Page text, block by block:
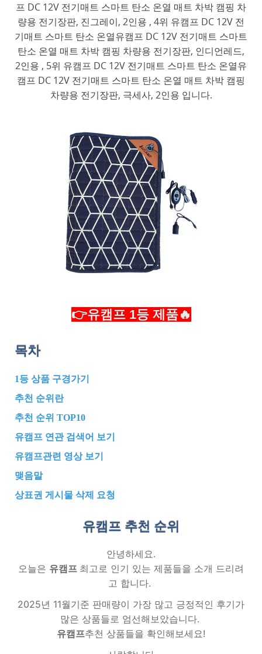
프 DC 12V 전기매트 스마트 탄소 온열 매트 차박 캠핑 차
량용 전기장판, 진그레이, 2인용 , 4위 유캠프 DC 12V 전
기매트 스마트 탄소 온열유캠프 DC 12V 전기매트 스마트
탄소 온열 매트 차박 캠핑 차량용 전기장판, 인디언레드,
2인용 , 5위 유캠프 DC 12V 전기매트 스마트 탄소 온열유
캠프 DC 12V 전기매트 스마트 탄소 온열 매트 차박 캠핑
차량용 전기장판, 극세사, 2인용 입니다.
👉유캠프 1등 제품🔥
목차
1등 상품 구경가기
추천 순위란
추천 순위 TOP10
유캠프 연관 검색어 보기
유캠프관련 영상 보기
맺음말
상표권 게시물 삭제 요청
유캠프 추천 순위
안녕하세요.
오늘은 유캠프 최고로 인기 있는 제품들을 소개 드리려
고 합니다.
2025년 11월기준 판매량이 가장 많고 긍정적인 후기가
많은 상품들로 엄선해보았습니다.
유캠프추천 상품들을 확인해보세요!